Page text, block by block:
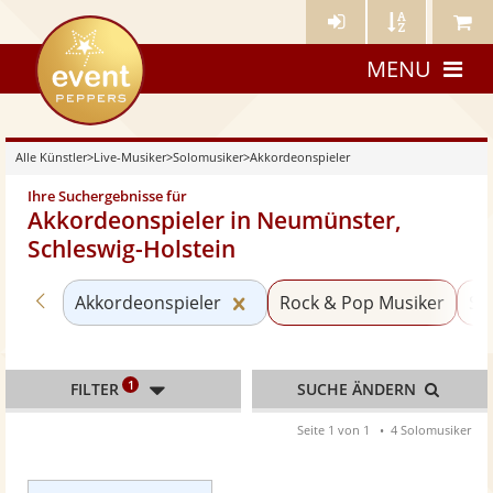
Künstler- Künstler Meine
eventpeppers
MENU
Alle Künstler>Live-Musiker>Solomusiker>Akkordeonspieler
Ihre Suchergebnisse für
Akkordeonspieler in Neumünster,
Schleswig-Holstein
Zurück zu «Solomusiker»
Akkordeonspieler Kategorie
Rock & Pop Musiker
FILTER 1 SUCHE ÄNDERN
Seite 1 von 1 4 Solomusiker